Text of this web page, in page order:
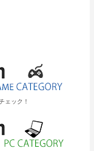
ェック！